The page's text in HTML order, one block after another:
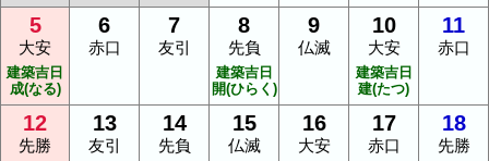
5
大安
建築吉日
成(なる)
6
赤口
7
友引
8
先負
建築吉日
開(ひらく)
9
仏滅
10
大安
建築吉日
建(たつ)
11
赤口
12
先勝
13
友引
14
先負
15
仏滅
16
大安
17
赤口
18
先勝